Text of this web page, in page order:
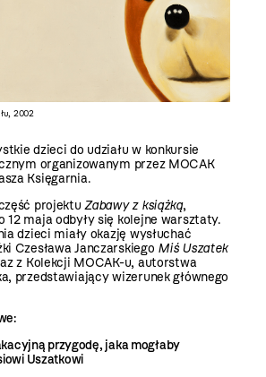
2002
dzieci do udziału w konkursie
organizowanym przez MOCAK
Księgarnia.
projektuZabawy z książką,
12 maja odbyły się kolejne warsztaty.
dzieci miały okazję wysłuchać
Czesława Janczarskiego Miś Uszatek
z Kolekcji MOCAK-u, autorstwa
przedstawiający wizerunek głównego
przygodę, jaka mogłaby
Uszatkowi